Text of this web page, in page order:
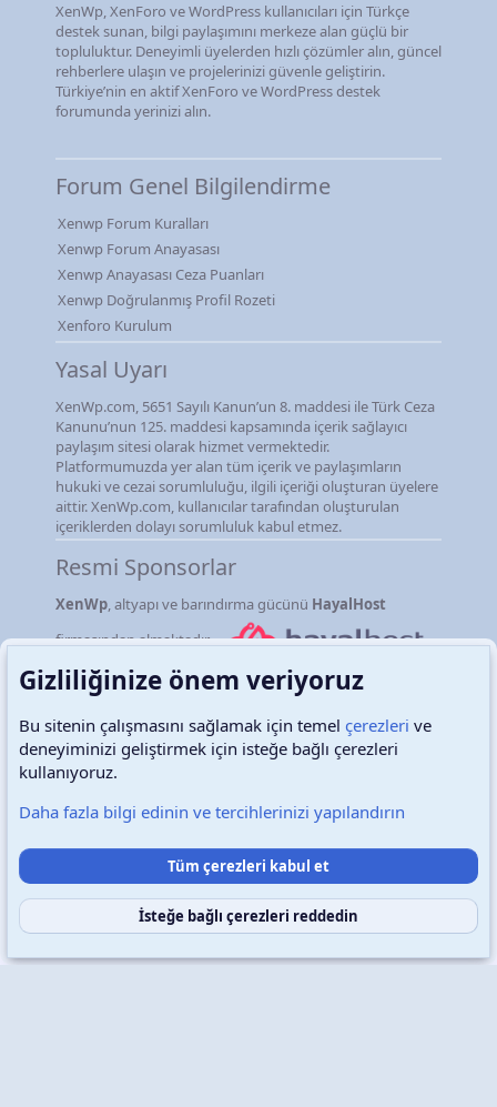
XenWp, XenForo ve WordPress kullanıcıları için Türkçe
destek sunan, bilgi paylaşımını merkeze alan güçlü bir
topluluktur. Deneyimli üyelerden hızlı çözümler alın, güncel
rehberlere ulaşın ve projelerinizi güvenle geliştirin.
Türkiye’nin en aktif XenForo ve WordPress destek
forumunda yerinizi alın.
Forum Genel Bilgilendirme
Xenwp Forum Kuralları
Xenwp Forum Anayasası
Xenwp Anayasası Ceza Puanları
Xenwp Doğrulanmış Profil Rozeti
Xenforo Kurulum
Yasal Uyarı
XenWp.com, 5651 Sayılı Kanun’un 8. maddesi ile Türk Ceza
Kanunu’nun 125. maddesi kapsamında içerik sağlayıcı
paylaşım sitesi olarak hizmet vermektedir.
Platformumuzda yer alan tüm içerik ve paylaşımların
hukuki ve cezai sorumluluğu, ilgili içeriği oluşturan üyelere
aittir. XenWp.com, kullanıcılar tarafından oluşturulan
içeriklerden dolayı sorumluluk kabul etmez.
Resmi Sponsorlar
XenWp, altyapı ve barındırma gücünü HayalHost
firmasından almaktadır.
Türkçe (TR) Çerezler
Destek talepleri Bize ulaşın Şartlar ve kurallar
Gizlilik politikası Yardım Ana sayfa
S
Copyright © 2026 XenWp Telif Hakları Saklıdır
Gizliliğinize önem veriyoruz
Bu sitenin çalışmasını sağlamak için temel çerezleri ve
deneyiminizi geliştirmek için isteğe bağlı çerezleri
kullanıyoruz.
Daha fazla bilgi edinin ve tercihlerinizi yapılandırın
Tüm çerezleri kabul et
İsteğe bağlı çerezleri reddedin